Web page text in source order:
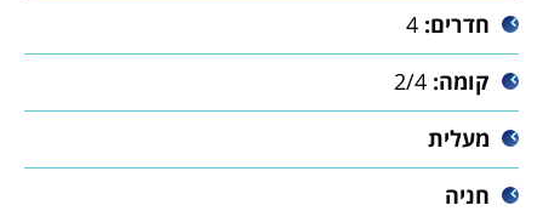
חדרים: 4
קומה: 2/4
מעלית
חניה